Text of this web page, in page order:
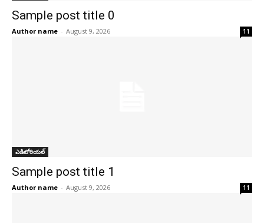
Sample post title 0
Author name - August 9, 2026 11
ఎడిటోరియల్
Sample post title 1
Author name - August 9, 2026 11